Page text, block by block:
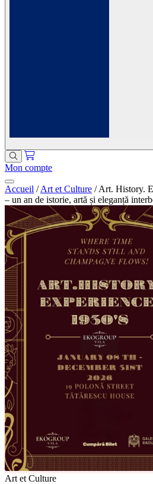
Mon compte
Accueil / Art et Culture / Art. History.
– un an de istorie, artă și eleganță
Art et Culture